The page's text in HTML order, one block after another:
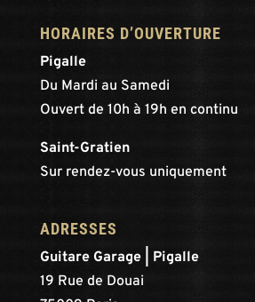
HORAIRES D’OUVERTURE
Pigalle
Du Mardi au Samedi
Ouvert de 10h à 19h en continu
Saint-Gratien
Sur rendez-vous uniquement
ADRESSES
Guitare Garage | Pigalle
19 Rue de Douai